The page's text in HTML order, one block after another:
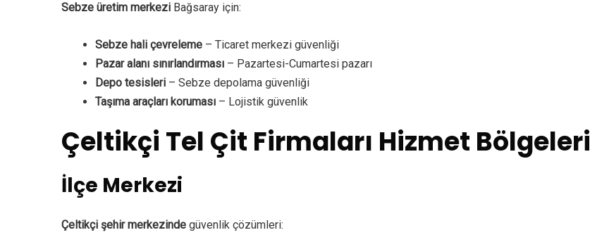
Sebze üretim merkezi Bağsaray için:
Sebze hali çevreleme – Ticaret merkezi güvenliği
Pazar alanı sınırlandırması – Pazartesi-Cumartesi pazarı
Depo tesisleri – Sebze depolama güvenliği
Taşıma araçları koruması – Lojistik güvenlik
Çeltikçi Tel Çit Firmaları Hizmet Bölgeleri
İlçe Merkezi
Çeltikçi şehir merkezinde güvenlik çözümleri: